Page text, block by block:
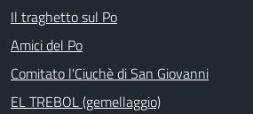
Il traghetto sul Po
Amici del Po
Comitato l'Ciuchè di San Giovanni
EL TREBOL (gemellaggio)